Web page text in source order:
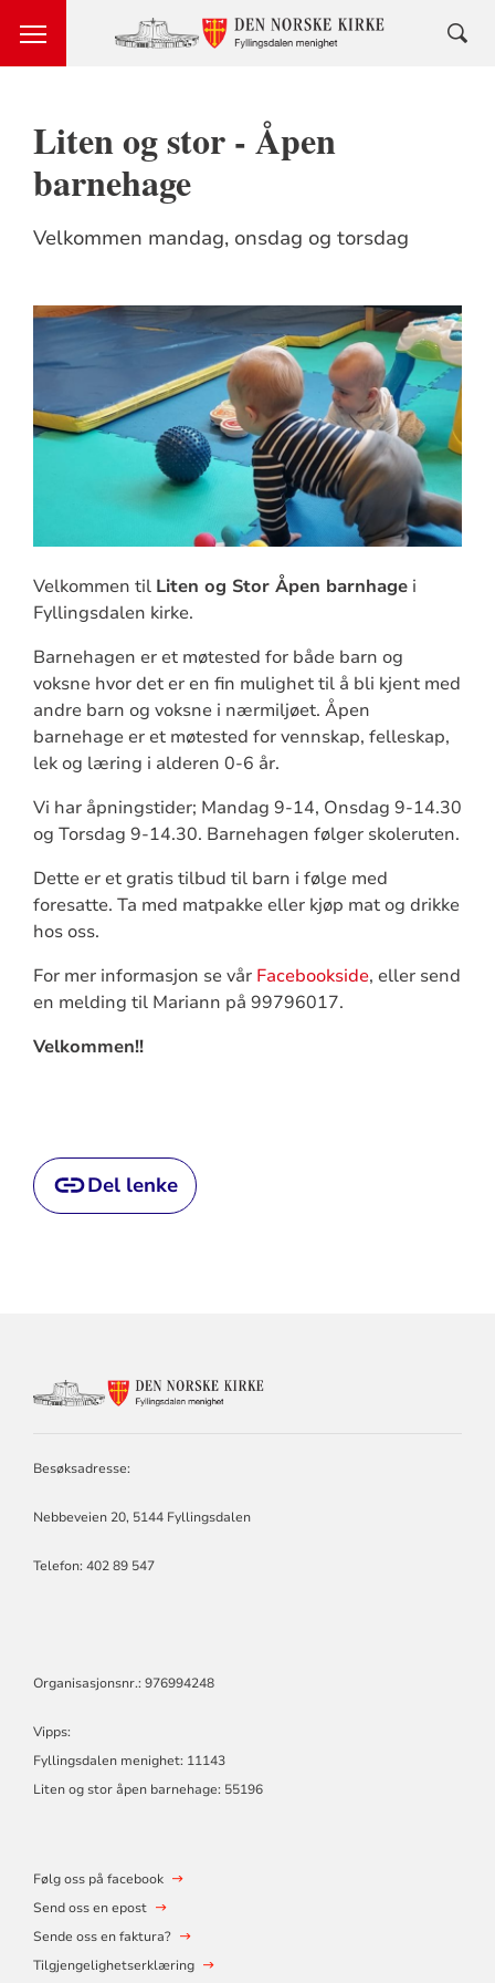
Liten og stor - Åpen
barnehage
Velkommen mandag, onsdag og torsdag
Velkommen til Liten og Stor Åpen barnhagei
Fyllingsdalen kirke.
Barnehagen er et møtested for både barn og
voksne hvor det er en fin mulighet til å bli kjent med
andre barn og voksne i nærmiljøet. Åpen
barnehage er et møtested for vennskap, felleskap,
lek og læring i alderen 0-6 år.
Vi har åpningstider; Mandag 9-14, Onsdag 9-14.30
og Torsdag 9-14.30. Barnehagen følger skoleruten.
Dette er et gratis tilbud til barn i følge med
foresatte. Ta med matpakke eller kjøp mat og drikke
hos oss.
For mer informasjon se vår Facebookside, eller send
en melding til Mariann på 99796017.
Velkommen!!
Del lenke
Besøksadresse:
Nebbeveien 20, 5144 Fyllingsdalen
Telefon: 402 89 547
Organisasjonsnr.: 976994248
Vipps:
Fyllingsdalen menighet: 11143
Liten og stor åpen barnehage: 55196
Følg oss på facebook
Send oss en epost
Sende oss en faktura?
Tilgjengelighetserklæring